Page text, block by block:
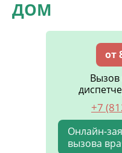
ДОМ
от
Вызов
+7
Онлайн-
вызова